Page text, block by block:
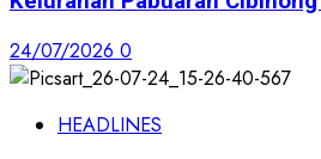
24/07/2026 0
HEADLINES